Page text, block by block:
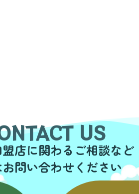
US
店に関わるご相談など
お問い合わせください